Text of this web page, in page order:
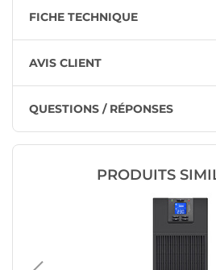
FICHE TECHNIQUE
AVIS CLIENT
QUESTIONS / RÉPONSES
PRODUITS